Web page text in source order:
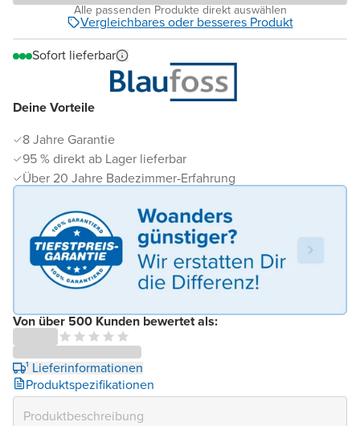
Deine Vorteile
8 Jahre Garantie
95 % direkt ab Lager lieferbar
Über 20 Jahre Badezimmer-Erfahrung
Von über 500 Kunden bewertet als:
¹ Lieferinformationen
Produktspezifikationen
Alle passenden Produkte direkt auswählen
Vergleichbares oder besseres Produkt
Sofort lieferbar